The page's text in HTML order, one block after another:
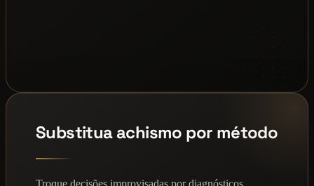
Substitua achismo por método
Troque decisões improvisadas por diagnósticos,